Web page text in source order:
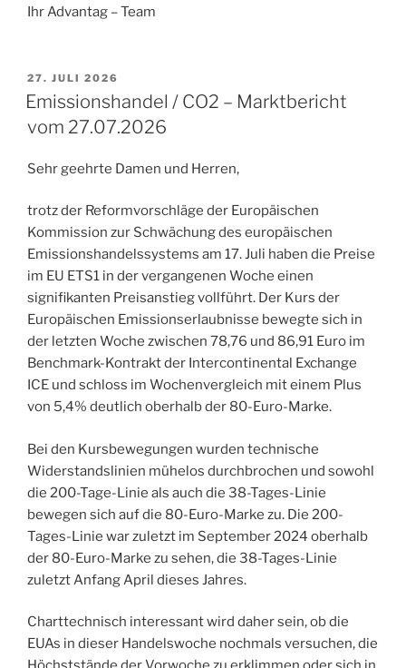
Ihr Advantag – Team
VERÖFFENTLICHT
AM
27. JULI 2026
Emissionshandel / CO2 – Marktbericht
vom 27.07.2026
Sehr geehrte Damen und Herren,
trotz der Reformvorschläge der Europäischen
Kommission zur Schwächung des europäischen
Emissionshandelssystems am 17. Juli haben die Preise
im EU ETS1 in der vergangenen Woche einen
signifikanten Preisanstieg vollführt. Der Kurs der
Europäischen Emissionserlaubnisse bewegte sich in
der letzten Woche zwischen 78,76 und 86,91 Euro im
Benchmark-Kontrakt der Intercontinental Exchange
ICE und schloss im Wochenvergleich mit einem Plus
von 5,4% deutlich oberhalb der 80-Euro-Marke.
Bei den Kursbewegungen wurden technische
Widerstandslinien mühelos durchbrochen und sowohl
die 200-Tage-Linie als auch die 38-Tages-Linie
bewegen sich auf die 80-Euro-Marke zu. Die 200-
Tages-Linie war zuletzt im September 2024 oberhalb
der 80-Euro-Marke zu sehen, die 38-Tages-Linie
zuletzt Anfang April dieses Jahres.
Charttechnisch interessant wird daher sein, ob die
EUAs in dieser Handelswoche nochmals versuchen, die